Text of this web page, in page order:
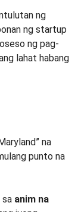
ng
ng startup
ng pag-
lahat habang
na
punto na
sa anim na